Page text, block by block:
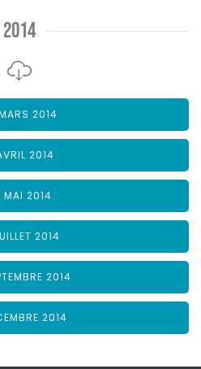
2014
2014
2014
MAI 2014
2014
2014
2014